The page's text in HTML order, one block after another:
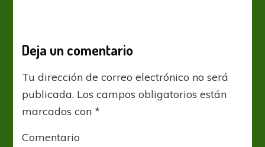
Deja un comentario
Tu dirección de correo electrónico no será
publicada. Los campos obligatorios están
marcados con*
Comentario